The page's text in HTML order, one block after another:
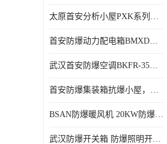
太原首安分析小屋PXK系列在线分析小屋厂家
首安防爆动力配电箱BMXD系列防爆配电箱技术参数
武汉首安防爆空调BKFR-35防爆空调生产厂家
首安防爆集装箱抗爆小屋，危化品暂存间厂家批发
BSAN防爆暖风机 20KW防爆工业暖风机
武汉防爆开关箱 防爆照明开关箱厂家